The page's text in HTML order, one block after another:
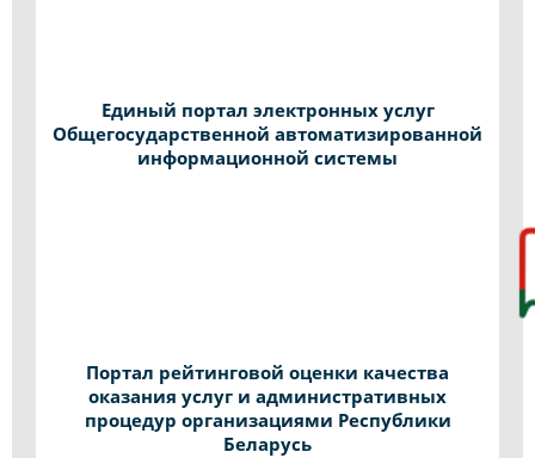
Единый портал электронных услуг
Общегосударственной автоматизированной
информационной системы
Портал рейтинговой оценки качества
оказания услуг и административных
процедур организациями Республики
Беларусь